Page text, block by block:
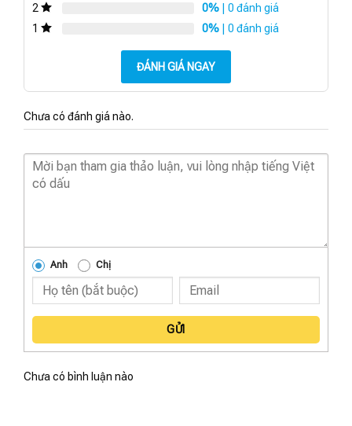
2
0% | 0 đánh giá
1
0% | 0 đánh giá
ĐÁNH GIÁ NGAY
Chưa có đánh giá nào.
Anh Chị
GỬI
Chưa có bình luận nào